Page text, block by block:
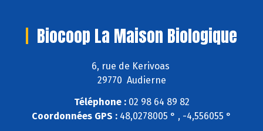
Biocoop La Maison Biologique
6, rue de Kerivoas
29770 Audierne
Téléphone :02 98 64 89 82
Coordonnées GPS : 48,0278005 ° , -4,556055 °